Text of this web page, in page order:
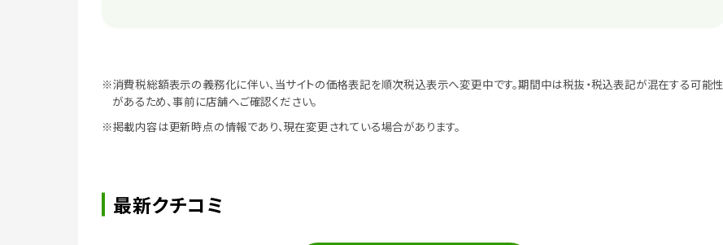
※消費税総額表示の義務化に伴い、当サイトの価格表記を順次税込表示へ変更中です。期間中は税抜・税込表記が混在する可能性
があるため、事前に店舗へご確認ください。
※掲載内容は更新時点の情報であり、現在変更されている場合があります。
最新クチコミ